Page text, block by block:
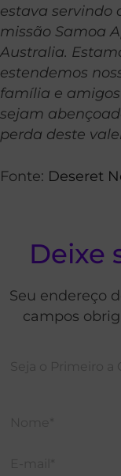
estava servindo
missão Samoa
Australia.
estendemos
família e
sejam
perda deste
Fonte: Deseret
Deixe
Seu endereço
campos